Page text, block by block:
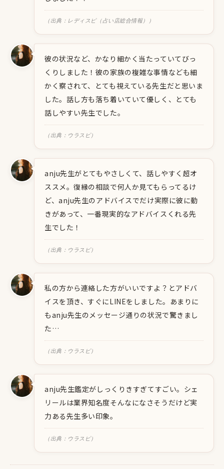
（出典：レディスピ（占い店総合情報））
彼の状況など、かなり細かく当たっていてびっ
くりしました！彼の家族の複雑な事情なども細
かく察されて、とても視えている先生だと思いま
した。話し方も落ち着いていて優しく、とても
話しやすい先生でした。
（出典：ウラスピ）
anju先生がとてもやさしくて、話しやすく超オ
ススメ。復縁の相談で何人か見てもらってるけ
ど、anju先生のアドバイスでだけ実際に彼に動
きがあって、一番現実的なアドバイスくれる先
生でした！
（出典：ウラスピ）
私の方から連絡した方がいいですよ？とアドバ
イスを頂き、すぐにLINEをしました。あまりに
もanju先生のメッセージ通りの状況で驚きまし
た…
（出典：ウラスピ）
anju先生鑑定がしっくりきすぎてすごい。シェ
リールは業界知名度そんなになさそうだけど実
力ある先生多い印象。
（出典：ウラスピ）